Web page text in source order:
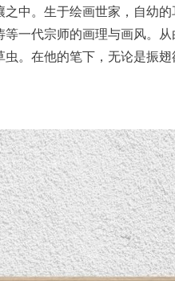
中。生于绘画世家，自幼
一代宗师的画理与画风。
。在他的笔下，无论是振